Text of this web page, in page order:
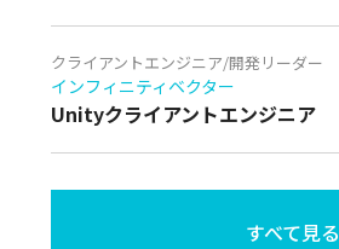
クライアントエンジニア/開発リーダー
インフィニティベクター
Unityクライアントエンジニア
すべて見る